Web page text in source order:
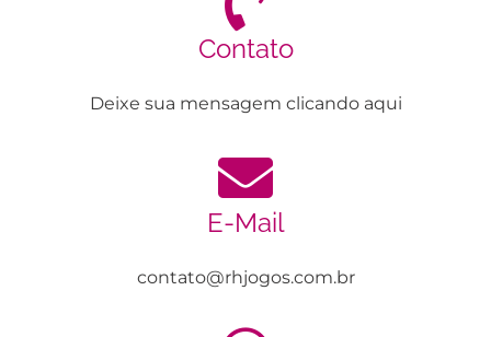
Contato
Deixe sua mensagem clicando aqui
E-Mail
contato@rhjogos.com.br